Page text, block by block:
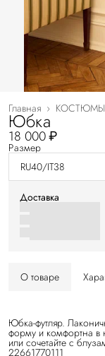
КОСТЮМЫ
Главная ›
Юбка
18 000 ₽
Размер
RU40/IT38
Доставка
О товаре
Юбка-футляр.
форму и комфортна в
или сочетайте с
22661770111